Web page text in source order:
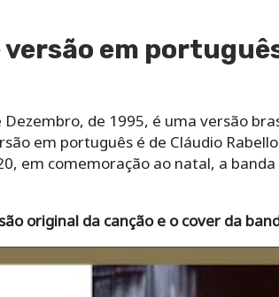
versão em
de 1995, é uma versão
em português é de Cláudio
em comemoração ao natal, a
original da canção e o cover da